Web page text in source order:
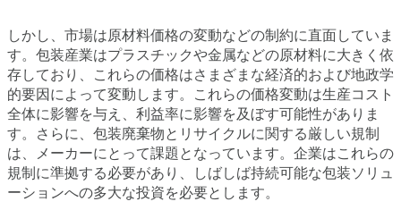
しかし、市場は原材料価格の変動などの制約に直面していま
す。包装産業はプラスチックや金属などの原材料に大きく依
存しており、これらの価格はさまざまな経済的および地政学
的要因によって変動します。これらの価格変動は生産コスト
全体に影響を与え、利益率に影響を及ぼす可能性がありま
す。さらに、包装廃棄物とリサイクルに関する厳しい規制
は、メーカーにとって課題となっています。企業はこれらの
規制に準拠する必要があり、しばしば持続可能な包装ソリュ
ーションへの多大な投資を必要とします。